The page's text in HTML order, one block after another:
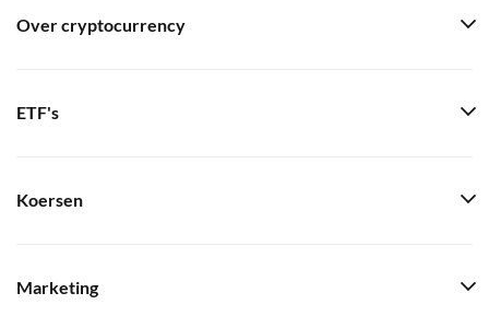
Over cryptocurrency
ETF's
Koersen
Marketing